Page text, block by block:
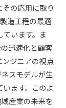
の応用に取り
造工程の最適
います。ま
迅速化と顧客
ジニアの視点
スモデルが生
ます。このよ
産業の未来を